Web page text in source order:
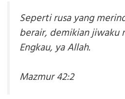
Seperti rusa yang
berair, demikian jiwaku
Engkau, ya Allah.
Mazmur 42:2